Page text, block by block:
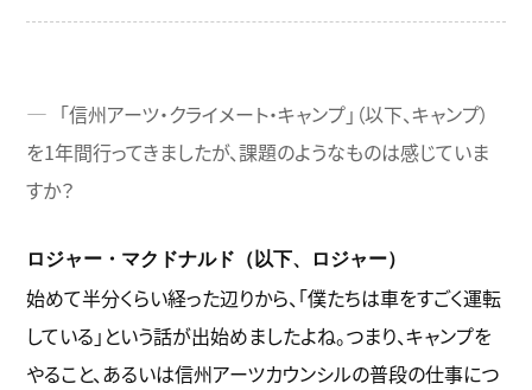
「信州アーツ・クライメート・キャンプ」（以下、キャンプ）
を1年間行ってきましたが、課題のようなものは感じていま
すか？
ロジャー・マクドナルド（以下、ロジャー）
始めて半分くらい経った辺りから、「僕たちは車をすごく運転
している」という話が出始めましたよね。つまり、キャンプを
やること、あるいは信州アーツカウンシルの普段の仕事につ